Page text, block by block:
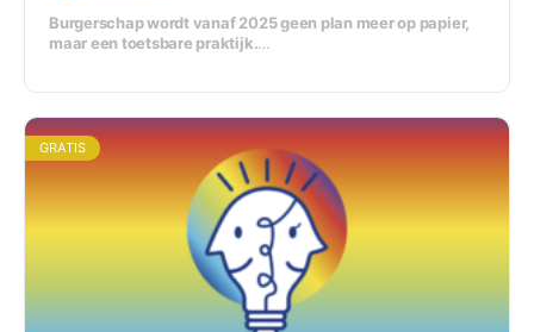
Burgerschap wordt vanaf 2025 geen plan meer op papier,
maar een toetsbare praktijk.
meekrijgen.
GRATIS